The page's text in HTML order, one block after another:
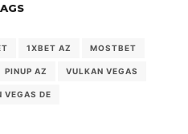
1XBET AZ MOSTBET
PINUP AZ VULKAN VEGAS
VEGAS DE